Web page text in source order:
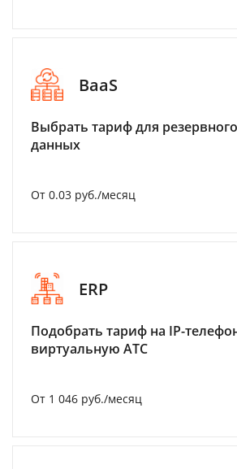
BaaS
Выбрать тариф для
данных
От 0.03 руб./месяц
ERP
Подобрать тариф на IP-
виртуальную АТС
От 1 046 руб./месяц